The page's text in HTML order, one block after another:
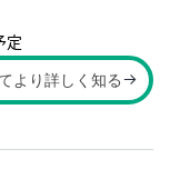
定
より詳しく知る